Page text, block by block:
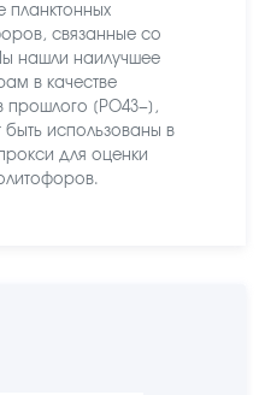
планктонных
связанные со
нашли наилучшее
в качестве
прошлого [PO43−],
быть использованы в
для оценки